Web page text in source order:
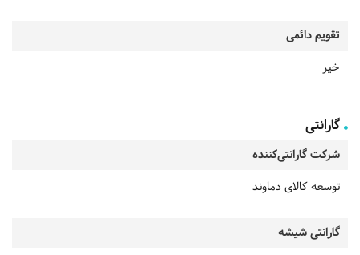
تقویم دائمی
خیر
گارانتی
شرکت گارانتی‌کننده
توسعه کالای دماوند
گارانتی شیشه